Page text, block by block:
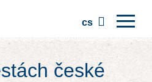
cs
české